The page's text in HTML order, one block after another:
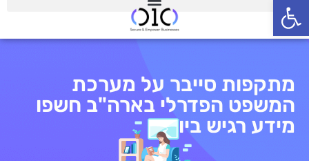
פתח סרגל נגישות
מתקפות סייבר על מערכת
המשפט הפדרלי בארה"ב חשפו
מידע רגיש ביותר